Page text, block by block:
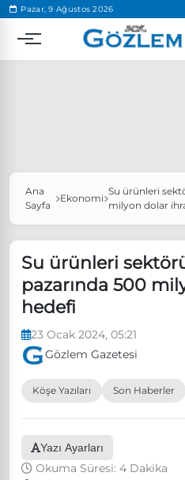
Pazar, 9 Ağustos 2026
Popüler Aramalar
Özgür Özel, Ekrem
Ünlü çift bir etkinliğe
Boykot
Ana
Sayfa
Ekonomi
Su ürünleri
milyon dolar
Su ürünleri
pazarında 500
hedefi
23 Ocak 2024, 05:21
Gözlem Gazetesi
Köşe Yazıları Son Haberler
Yazı Ayarları
Okuma Süresi: 4 Dakika